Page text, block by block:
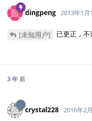
dingpeng 2013年1月
[未知用户] 已更正，不
3 年 后
crystal228 2016年2